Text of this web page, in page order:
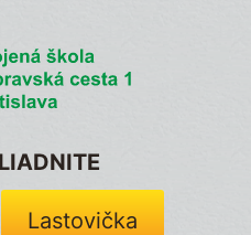
Lastovička